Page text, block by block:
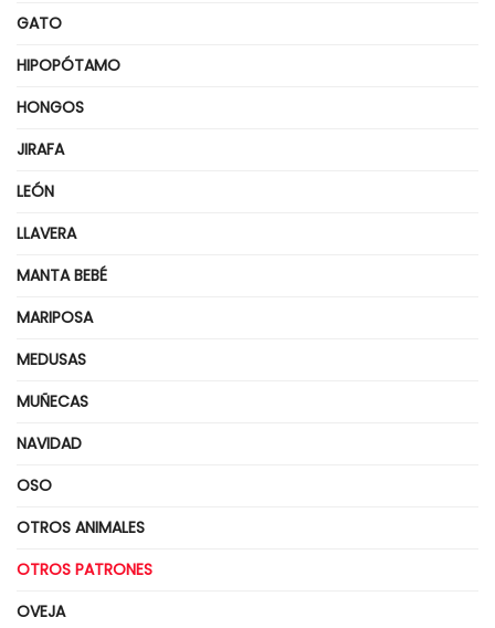
GATO
HIPOPÓTAMO
HONGOS
JIRAFA
LEÓN
LLAVERA
MANTA BEBÉ
MARIPOSA
MEDUSAS
MUÑECAS
NAVIDAD
OSO
OTROS ANIMALES
OTROS PATRONES
OVEJA